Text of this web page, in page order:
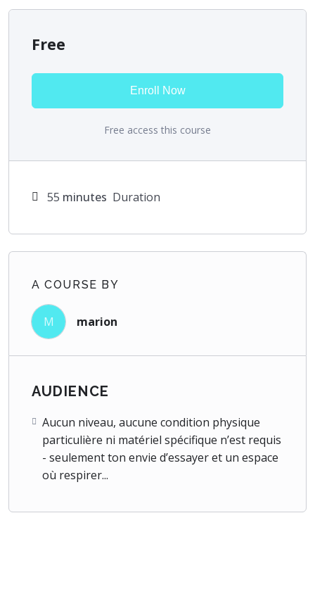
Free
Enroll Now
Free access this course
55 minutes Duration
A COURSE BY
M marion
AUDIENCE
Aucun niveau, aucune condition physique
particulière ni matériel spécifique n’est requis
- seulement ton envie d’essayer et un espace
où respirer...